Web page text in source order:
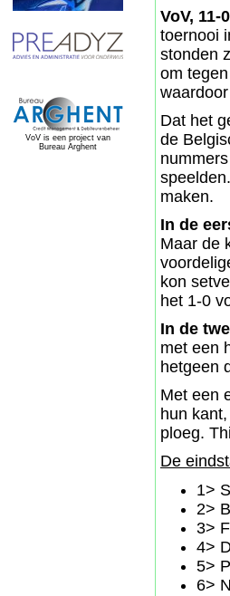
VoV is een project van
Bureau Arghent
VoV, 11-
toernooi
stonden
om
Dat het
de
maken.
In de
Maar de
kon
het 1-0
In de
met een
hetgeen
Met een
hun
ploeg.
De
1>
2>
3>
4>
5>
6>